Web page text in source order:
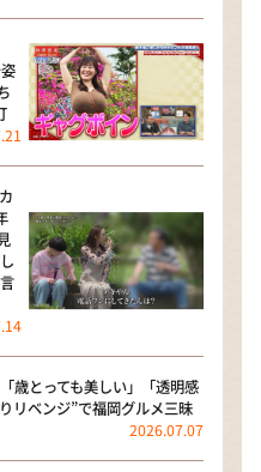
歳とっても美しい」「透明感
リベンジ”で福岡グルメ三昧
2026.07.07